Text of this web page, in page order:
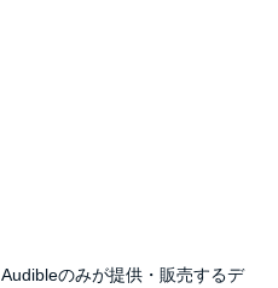
のみが提供・販売するデ